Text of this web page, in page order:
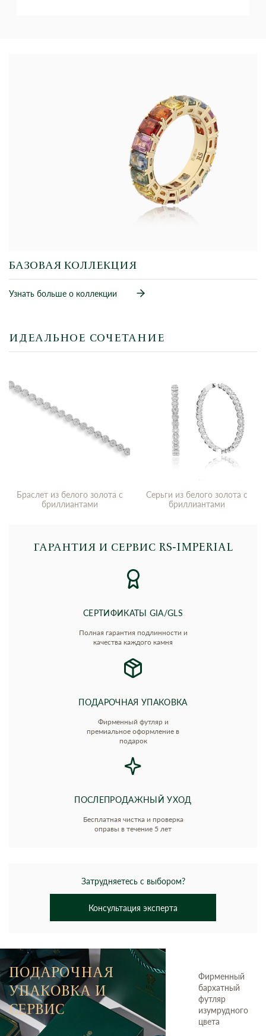
ИДЕАЛЬНОЕ СОЧЕТАНИЕ
Браслет из белого золота с
бриллиантами
Серьги из белого золота с
бриллиантами
БАЗОВАЯ КОЛЛЕКЦИЯ
Узнать больше о коллекции
ГАРАНТИЯ И СЕРВИС RS‑IMPERIAL
СЕРТИФИКАТЫ GIA/GLS
Полная гарантия подлинности и
качества каждого камня
ПОДАРОЧНАЯ УПАКОВКА
Фирменный футляр и
премиальное оформление в
подарок
ПОСЛЕПРОДАЖНЫЙ УХОД
Бесплатная чистка и проверка
оправы в течение 5 лет
Затрудняетесь с выбором?
Консультация эксперта
ПОДАРОЧНАЯ
УПАКОВКА И
СЕРВИС
Фирменный
бархатный
футляр
изумрудного
цвета